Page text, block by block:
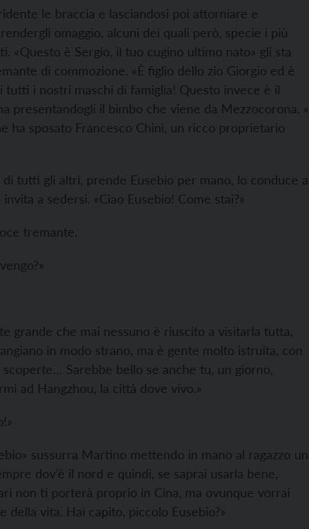
le braccia e lasciandosi poi attorniare e
omaggio, alcuni dei quali però, specie i più
«Questo è Sergio, il tuo cugino ultimo nato» gli sta
di commozione. «È figlio dello zio Giorgio ed è
i nostri maschi di famiglia! Questo invece è il
presentandogli il bimbo che viene da Mezzocorona.
ha sposato Francesco Chini, un ricco proprietario
tutti gli altri, prende Eusebio per mano, lo conduce a
a sedersi. «Ciao Eusebio! Come stai?»
tremante.
grande che mai nessuno è riuscito a visitarla tutta,
in modo strano, ma è gente molto istruita, con
Sarebbe bello se anche tu, un giorno,
ad Hangzhou, la città dove vivo.»
sussurra Martino mettendo in mano al ragazzo
dov’è il nord e quindi, se saprai usarla bene,
non ti porterà proprio in Cina, ma ovunque vorrai
vita. Hai capito, piccolo Eusebio?»